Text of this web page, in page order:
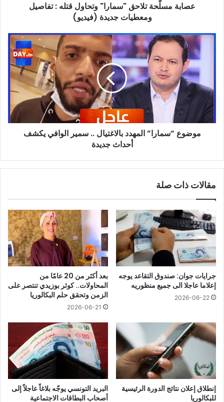
عصابة مسلّحة تلاحق "سمارا" وتحاول قتله : تفاصيل
ومعطيات جديدة (فيديو)
موضوع
”سمارا”
المهدد
بالاغتيال
سمير
الوافي
يكشف
أحداث
جديدةموضوع ”سمارا” المهدد بالاغتيال .. سمير الوافي يكشف
أحداث جديدة
مقالات ذات صلة
جرايات جوان: صندوق التقاعد يوجه
إعلاما عاجلا الى جميع منظوريه
2026-06-22
بعد أكثر من 20 عامًا من
المحاولات.. كوثر بوزيدي تنتصر على
الزمن وتحقق حلم البكالوريا
2026-06-21
إنطلاق إعلان نتائج الدورة الرئيسية
للبكالوريا
البريد التونسي يوجّه بلاغاً عاجلاً إلى
أصحاب البطاقات الاجتماعية